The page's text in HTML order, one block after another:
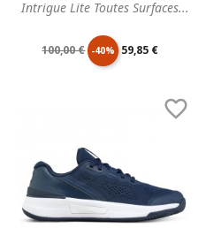
Intrigue Lite Toutes Surfaces...
Prix
100,00 € -40% Prix
59,85 €
